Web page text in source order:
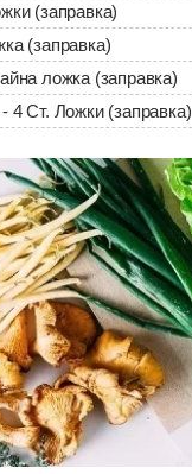
(заправка)
(заправка)
ложка (заправка)
- 4 Ст. Ложки (заправка)